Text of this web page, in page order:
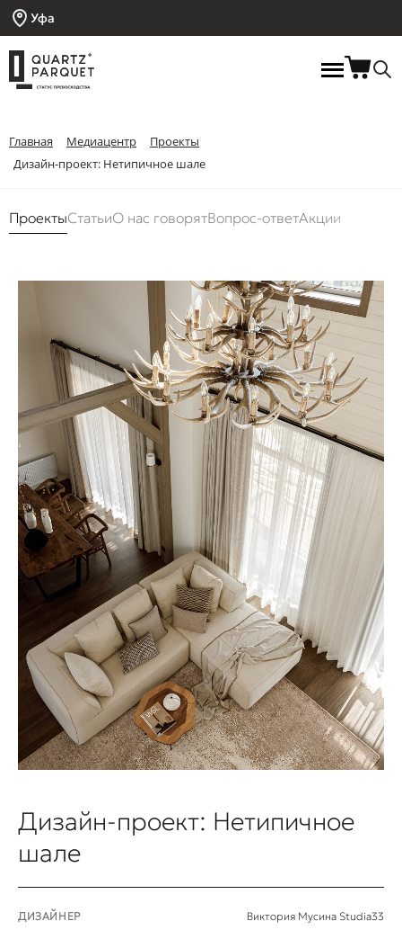
Уфа
Главная Медиацентр
Проекты
Дизайн-проект: Нетипичное шале
ПроектыСтатьиО нас говорятВопрос-ответАкции
Дизайн-проект: Нетипичное
шале
ДИЗАЙНЕР Виктория Мусина Studia33